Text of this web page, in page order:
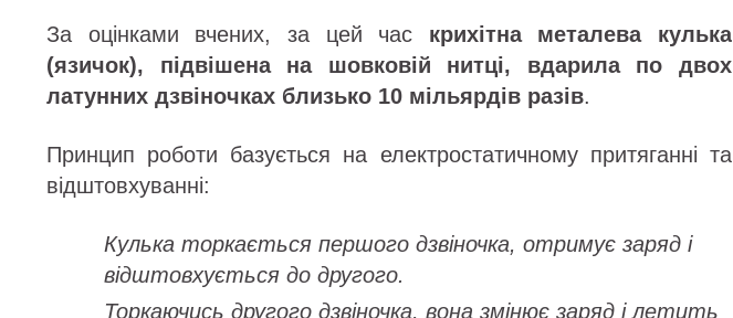
За оцінками вчених, за цей час крихітна металева кулька
(язичок), підвішена на шовковій нитці, вдарила по двох
латунних дзвіночках близько 10 мільярдів разів.
Принцип роботи базується на електростатичному притяганні та
відштовхуванні:
Кулька торкається першого дзвіночка, отримує заряд і
відштовхується до другого.
Торкаючись другого дзвіночка, вона змінює заряд і летить